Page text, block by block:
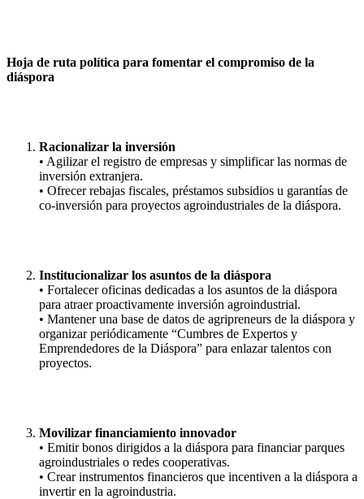
Hoja de ruta política para fomentar el compromiso de la
diáspora
Racionalizar la inversión
• Agilizar el registro de empresas y simplificar las normas de
inversión extranjera.
• Ofrecer rebajas fiscales, préstamos subsidios u garantías de
co‑inversión para proyectos agroindustriales de la diáspora.
Institucionalizar los asuntos de la diáspora
• Fortalecer oficinas dedicadas a los asuntos de la diáspora
para atraer proactivamente inversión agroindustrial.
• Mantener una base de datos de agripreneurs de la diáspora y
organizar periódicamente “Cumbres de Expertos y
Emprendedores de la Diáspora” para enlazar talentos con
proyectos.
Movilizar financiamiento innovador
• Emitir bonos dirigidos a la diáspora para financiar parques
agroindustriales o redes cooperativas.
• Crear instrumentos financieros que incentiven a la diáspora a
invertir en la agroindustria.